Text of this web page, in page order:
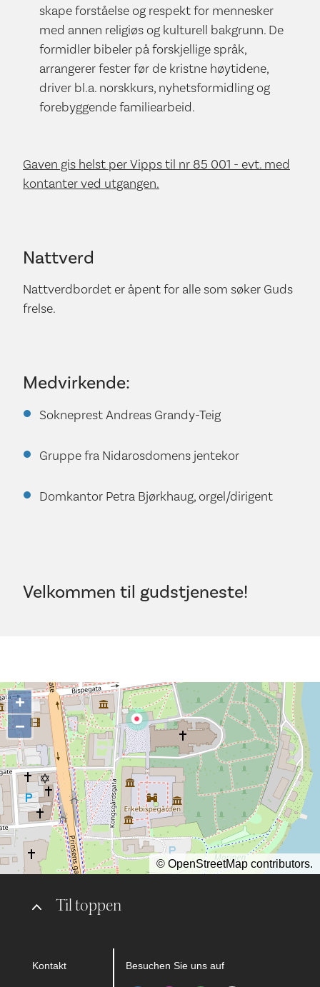
skape forståelse og respekt for mennesker
med annen religiøs og kulturell bakgrunn. De
formidler bibeler på forskjellige språk,
arrangerer fester før de kristne høytidene,
driver bl.a. norskkurs, nyhets­formidling og
forebyggende familiearbeid.
Gaven gis helst per Vipps til nr 85 001 - evt. med
kontanter ved utgangen.
Nattverd
Nattverdbordet er åpent for alle som søker Guds
frelse.
Medvirkende:
Sokneprest Andreas Grandy-Teig
Gruppe fra Nidarosdomens jentekor
Domkantor Petra Bjørkhaug, orgel/dirigent
Velkommen til gudstjeneste!
Til toppen
Kontakt Besuchen Sie uns auf
+
−
© OpenStreetMap contributors.